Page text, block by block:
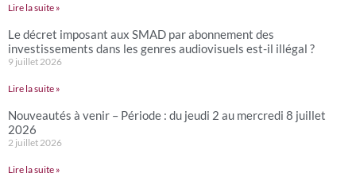
Lire la suite »
Le décret imposant aux SMAD par abonnement des
investissements dans les genres audiovisuels est-il illégal ?
9 juillet 2026
Lire la suite »
Nouveautés à venir – Période : du jeudi 2 au mercredi 8 juillet
2026
2 juillet 2026
Lire la suite »